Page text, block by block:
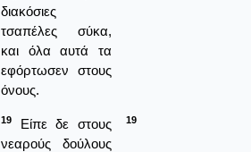
διακόσιες
τσαπέλες σύκα,
και όλα αυτά τα
εφόρτωσεν στους
όνους.
19
Είπε δε στους
νεαρούς δούλους
19